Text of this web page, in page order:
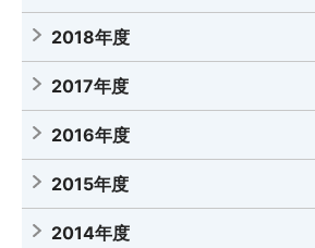
2018年度
2017年度
2016年度
2015年度
2014年度